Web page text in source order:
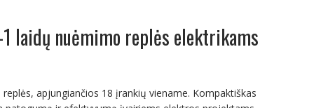
laidų nuėmimo replės elektrikams
apjungiančios 18 įrankių viename. Kompaktiškas